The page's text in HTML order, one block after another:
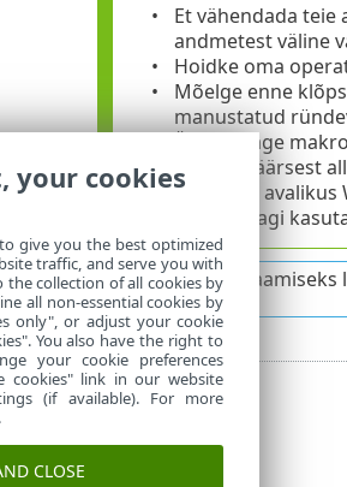
Et vähendada
andmetest väline
Hoidke oma
Mõelge enne
manustatud
Ärge lubage
usaldusväärsest
Kasutage
Ärge kunagi
Lisateabe
your cookies
give you the best optimized
traffic, and serve you with
the collection of all cookies by
all non-essential cookies by
only", or adjust your cookie
You also have the right to
your cookie preferences
cookies" link in our website
(if available). For more
CLOSE